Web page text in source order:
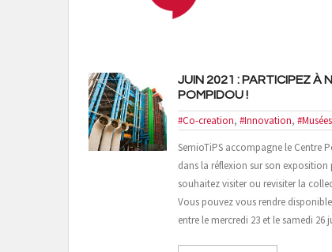
JUIN 2021 : PARTICIPEZ À
POMPIDOU !
#Co-creation, #Innovation, #Musées
SemioTiPS accompagne le Centre
dans la réflexion sur son
souhaitez visiter ou revisiter la
Vous pouvez vous rendre
entre le mercredi 23 et le samedi 26